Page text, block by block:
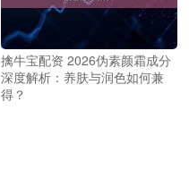
擒牛宝配资 2026伪素颜霜成分
深度解析：养肤与润色如何兼
得？